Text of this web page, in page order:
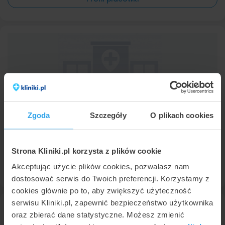
Zgoda Szczegóły O plikach cookies
Strona Kliniki.pl korzysta z plików cookie
Akceptując użycie plików cookies, pozwalasz nam
dostosować serwis do Twoich preferencji. Korzystamy z
cookies głównie po to, aby zwiększyć użyteczność
serwisu Kliniki.pl, zapewnić bezpieczeństwo użytkownika
oraz zbierać dane statystyczne. Możesz zmienić
CM LUX MED Tychy
Tychy,ul. Damrota 47A
Profil placówki